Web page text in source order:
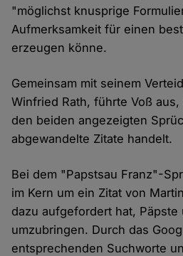
"möglichst knusprige
Aufmerksamkeit für einen
erzeugen könne.
Gemeinsam mit seinem
Winfried Rath, führte Voß
den beiden angezeigten
abgewandelte Zitate handelt.
Bei dem "Papstsau Franz"-
im Kern um ein Zitat von
dazu aufgefordert hat, Päpste
umzubringen. Durch das
entsprechenden Suchworte